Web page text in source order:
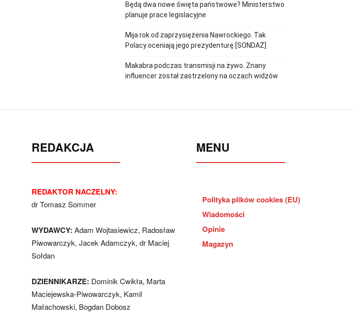
Będą dwa nowe święta państwowe? Ministerstwo
planuje prace legislacyjne
Mija rok od zaprzysiężenia Nawrockiego. Tak
Polacy oceniają jego prezydenturę [SONDAŻ]
Makabra podczas transmisji na żywo. Znany
influencer został zastrzelony na oczach widzów
REDAKCJA
REDAKTOR NACZELNY:
dr Tomasz Sommer
WYDAWCY: Adam Wojtasiewicz, Radosław
Piwowarczyk, Jacek Adamczyk, dr Maciej
Sołdan
DZIENNIKARZE: Dominik Cwikła, Marta
Maciejewska-Piwowarczyk, Kamil
Małachowski, Bogdan Dobosz
MENU
Polityka plików cookies (EU)
Wiadomości
Opinie
Magazyn